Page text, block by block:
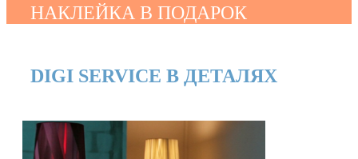
НАКЛЕЙКА В ПОДАРОК
DIGI SERVICE В ДЕТАЛЯХ